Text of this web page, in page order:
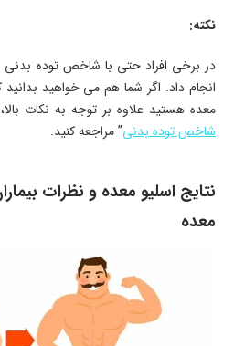
نکته:
انجام داد. اگر شما هم می خواهید
معده هستید علاوه بر توجه به نکات
شاخص توده بدنی” مراجعه کنید.
نتایج اسلیو معده و نظرات
معده